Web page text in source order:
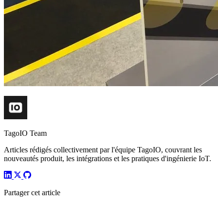
TagoIO Team
Articles rédigés collectivement par l'équipe TagoIO, couvrant les
nouveautés produit, les intégrations et les pratiques d'ingénierie IoT.
Partager cet article